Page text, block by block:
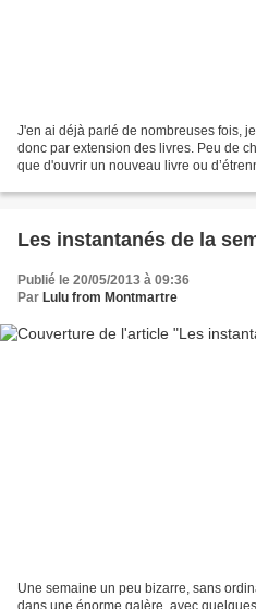
J'en ai déjà parlé de nombreuses fois,
donc par extension des livres. Peu de
que d'ouvrir un nouveau livre ou
Les instantanés de la
Publié le 20/05/2013 à 09:36
Par Lulu from Montmartre
Une semaine un peu bizarre, sans
dans une énorme galère, avec